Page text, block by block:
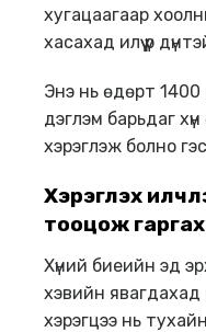
хугацаагаар
хасахад илүү үр
Энэ нь өдөрт 1400
дэглэм барьдаг
хэрэглэж болно
Хэрэглэх и
тооцож гаргах
Хүний биеийн эд
хэвийн
хэрэгцээ нь